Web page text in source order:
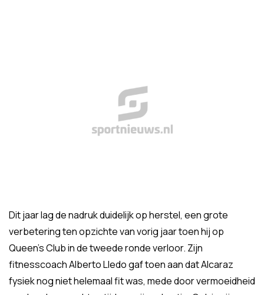
Dit jaar lag de nadruk duidelijk op herstel, een grote
verbetering ten opzichte van vorig jaar toen hij op
Queen’s Club in de tweede ronde verloor. Zijn
fitnesscoach Alberto Lledo gaf toen aan dat Alcaraz
fysiek nog niet helemaal fit was, mede door vermoeidheid